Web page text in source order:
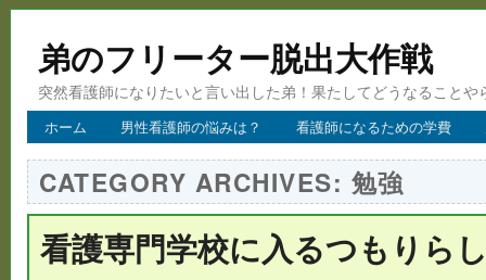
弟のフリーター脱出大作戦
突然看護師になりたいと言い出した弟！果たしてどうなることや
ホーム 男性看護師の悩みは？ 看護師になるための学費
CATEGORY ARCHIVES: 勉強
看護専門学校に入るつもりら